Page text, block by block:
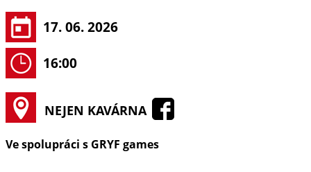
Pořadatelé
17. 06. 2026
16:00
NEJEN KAVÁRNA
Ve spolupráci s GRYF games